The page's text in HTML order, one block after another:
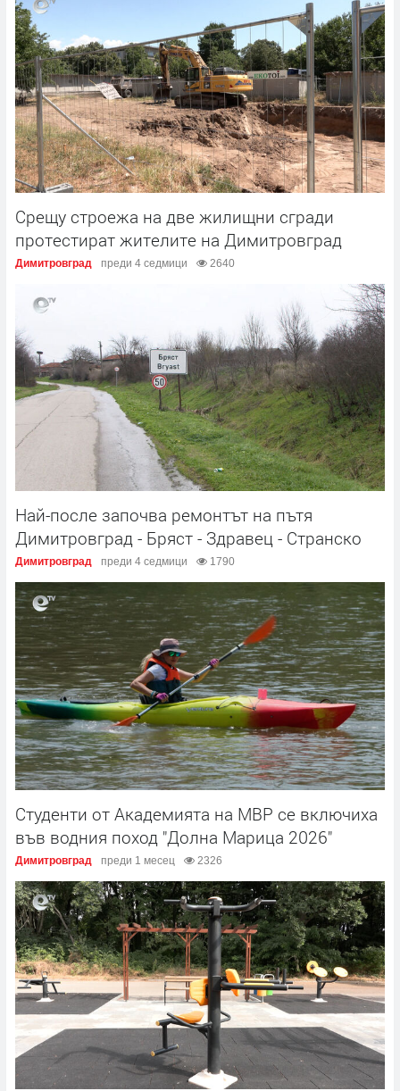
Срещу строежа на две жилищни сгради
протестират жителите на Димитровград
Димитровград преди 4 седмици 2640
Най-после започва ремонтът на пътя
Димитровград - Бряст - Здравец - Странско
Димитровград преди 4 седмици 1790
Студенти от Академията на МВР се включиха
във водния поход "Долна Марица 2026"
Димитровград преди 1 месец 2326